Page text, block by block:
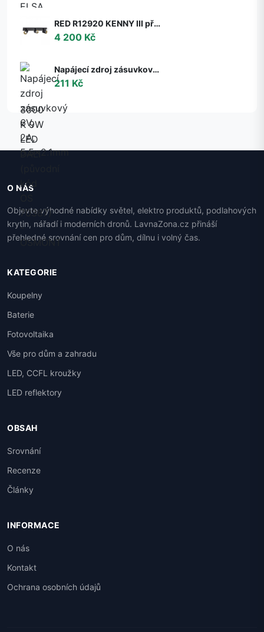
RED R12920 KENNY III přisazená černá/zlatá 230V GU10 3x35W - RED - DESIGN RENDL
4 200 Kč
Napájecí zdroj zásuvkový 6V, 2A, 5.5x2.1mm
211 Kč
O NÁS
Objevte výhodné nabídky světel, elektro produktů, podlahových
krytin, nářadí i moderních dronů. LavnaZona.cz přináší
přehledné srovnání cen pro dům, dílnu i volný čas.
KATEGORIE
Koupelny
Baterie
Fotovoltaika
Vše pro dům a zahradu
LED, CCFL kroužky
LED reflektory
OBSAH
Srovnání
Recenze
Články
INFORMACE
O nás
Kontakt
Ochrana osobních údajů